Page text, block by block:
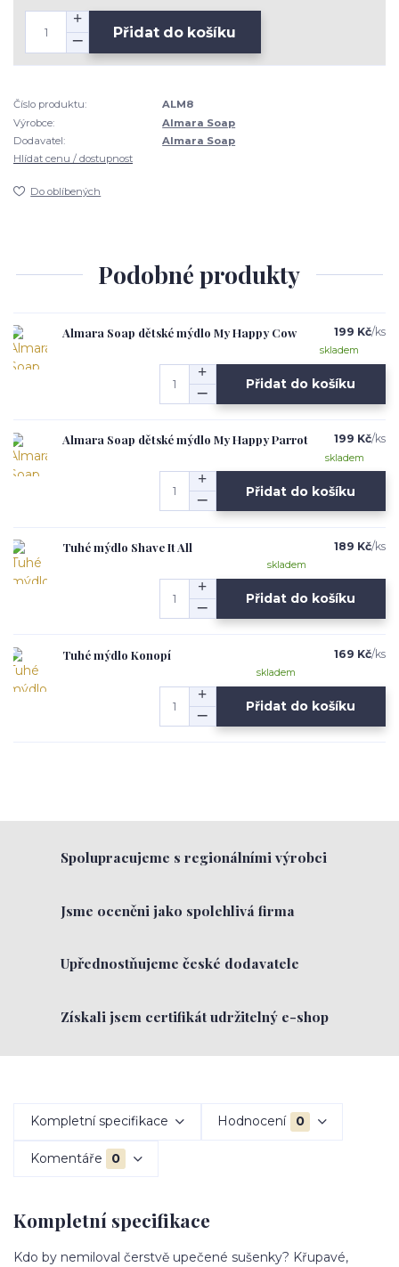
Přidat do košíku
Číslo produktu:
ALM8
Výrobce:
Almara Soap
Dodavatel:
Almara Soap
Hlídat cenu / dostupnost
Do oblíbených
Podobné produkty
Almara Soap dětské mýdlo My Happy Cow 199 Kč/ks
skladem
Přidat do košíku
Almara Soap dětské mýdlo My Happy Parrot 199 Kč/ks
skladem
Přidat do košíku
Tuhé mýdlo Shave It All 189 Kč/ks
skladem
Přidat do košíku
Tuhé mýdlo Konopí 169 Kč/ks
skladem
Přidat do košíku
Spolupracujeme s regionálními výrobci
Jsme oceněni jako spolehlivá firma
Upřednostňujeme české dodavatele
Získali jsem certifikát udržitelný e-shop
Kompletní specifikace Hodnocení 0
Komentáře 0
Kompletní specifikace
Kdo by nemiloval čerstvě upečené sušenky? Křupavé,